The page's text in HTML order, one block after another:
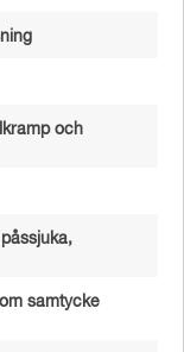
och
samtycke